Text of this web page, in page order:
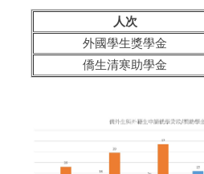
人次
外國學生獎學金
僑生清寒助學金